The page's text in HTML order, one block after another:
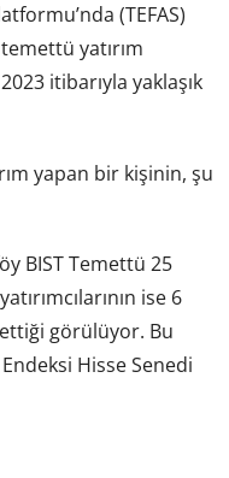
(TEFAS)
yatırım
itibarıyla yaklaşık
yapan bir kişinin, şu
BIST Temettü 25
ise 6
görülüyor. Bu
Hisse Senedi